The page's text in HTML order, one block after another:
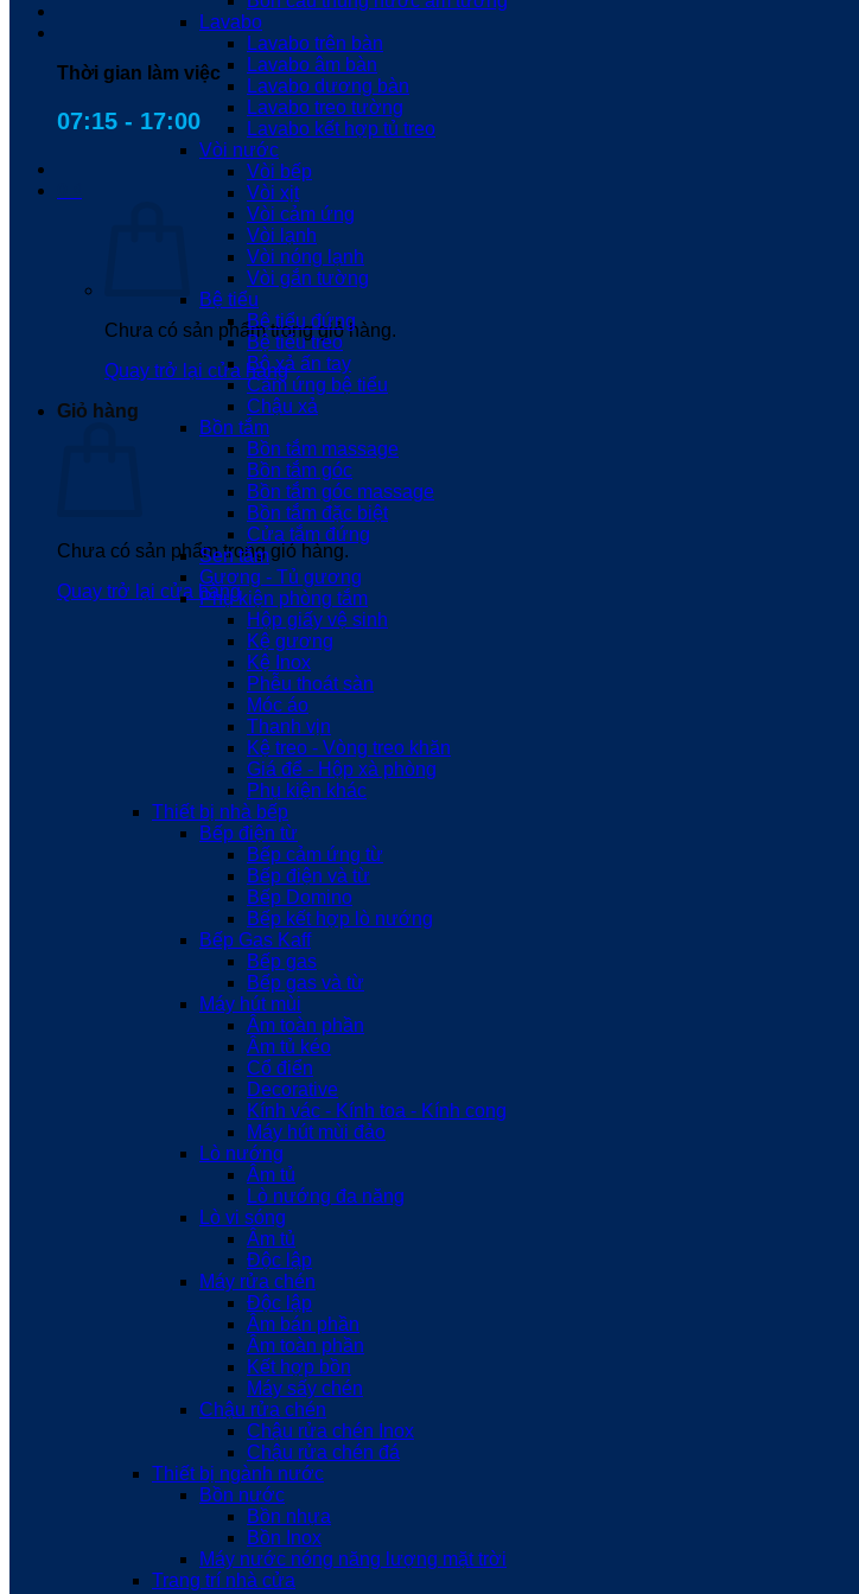
Thời gian làm việc
07:15 - 17:00
Chưa có sản phẩm trong giỏ hàng.
Quay trở lại cửa hàng
Giỏ hàng
Chưa có sản phẩm trong giỏ hàng.
Quay trở lại cửa hàng
Lavabo
Lavabo trên bàn
Lavabo âm bàn
Lavabo dương bàn
Lavabo treo tường
Lavabo kết hợp tủ treo
Vòi nước
Vòi bếp
Vòi xịt
Vòi cảm ứng
Vòi lạnh
Vòi nóng lạnh
Vòi gắn tường
Bệ tiểu
Bệ tiểu đứng
Bệ tiểu treo
Bộ xả ấn tay
Cảm ứng bệ tiểu
Chậu xả
Bồn tắm
Bồn tắm massage
Bồn tắm góc
Bồn tắm góc massage
Bồn tắm đặc biệt
Cửa tắm đứng
Sen tắm
Gương - Tủ gương
Phụ kiện phòng tắm
Hộp giấy vệ sinh
Kệ gương
Kệ Inox
Phễu thoát sàn
Móc áo
Thanh vịn
Kệ treo - Vòng treo khăn
Giá để - Hộp xà phòng
Phụ kiện khác
Thiết bị nhà bếp
Bếp điện từ
Bếp cảm ứng từ
Bếp điện và từ
Bếp Domino
Bếp kết hợp lò nướng
Bếp Gas Kaff
Bếp gas
Bếp gas và từ
Máy hút mùi
Âm toàn phần
Âm tủ kéo
Cổ điển
Decorative
Kính vác - Kính toa - Kính cong
Máy hút mùi đảo
Lò nướng
Âm tủ
Lò nướng đa năng
Lò vi sóng
Âm tủ
Độc lập
Máy rửa chén
Độc lập
Âm bán phần
Âm toàn phần
Kết hợp bồn
Máy sấy chén
Chậu rửa chén
Chậu rửa chén Inox
Chậu rửa chén đá
Thiết bị ngành nước
Bồn nước
Bồn nhựa
Bồn Inox
Máy nước nóng năng lượng mặt trời
Trang trí nhà cửa